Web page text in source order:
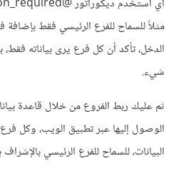
مثلاً للسماح للفرع الرئيسي فقط بإضافة
الدخل، تأكد أن كل فرع يرى بياناته فقط،
شيء.
ثم عليك ربط الفروع من خلال قاعدة
الوصول إليها عبر تطبيق الويب، وكل
البيانات، للسماح للفرع الرئيسي بالإشراف